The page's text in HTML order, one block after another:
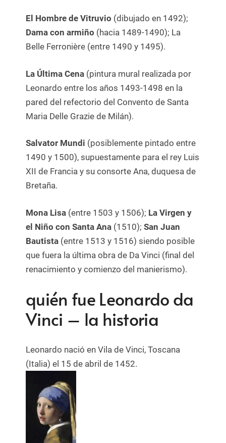
El Hombre de Vitruvio (dibujado en 1492);
Dama con armiño (hacia 1489-1490); La
Belle Ferronière (entre 1490 y 1495).
La Última Cena (pintura mural realizada por
Leonardo entre los años 1493-1498 en la
pared del refectorio del Convento de Santa
Maria Delle Grazie de Milán).
Salvator Mundi (posiblemente pintado entre
1490 y 1500), supuestamente para el rey Luis
XII de Francia y su consorte Ana, duquesa de
Bretaña.
Mona Lisa (entre 1503 y 1506); La Virgen y
el Niño con Santa Ana (1510); San Juan
Bautista (entre 1513 y 1516) siendo posible
que fuera la última obra de Da Vinci (final del
renacimiento y comienzo del manierismo).
quién fue Leonardo da
Vinci – la historia
Leonardo nació en Vila de Vinci, Toscana
(Italia) el 15 de abril de 1452.